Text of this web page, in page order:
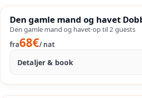
SALES
OP TIL−41%
Den gamle mand og havet
Den gamle mand og havet·op til2 guests
fra68€/nat
Detaljer & book